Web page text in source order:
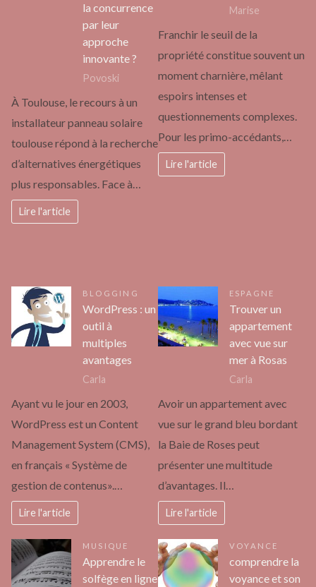
la concurrence
par leur
approche
innovante ?
Povoski
À Toulouse, le recours à un
installateur panneau solaire
toulouse répond à la recherche
d’alternatives énergétiques
plus responsables. Face à…
Lire l'article
Marise
Franchir le seuil de la
propriété constitue souvent un
moment charnière, mêlant
espoirs intenses et
questionnements complexes.
Pour les primo-accédants,…
Lire l'article
BLOGGING
WordPress : un
outil à
multiples
avantages
Carla
Ayant vu le jour en 2003,
WordPress est un Content
Management System (CMS),
en français « Système de
gestion de contenus».…
Lire l'article
ESPAGNE
Trouver un
appartement
avec vue sur
mer à Rosas
Carla
Avoir un appartement avec
vue sur le grand bleu bordant
la Baie de Roses peut
présenter une multitude
d’avantages. Il…
Lire l'article
MUSIQUE
Apprendre le
solfège en ligne
VOYANCE
comprendre la
voyance et son